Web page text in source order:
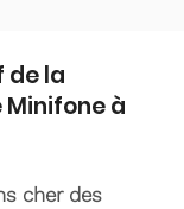
de la
à
cher des